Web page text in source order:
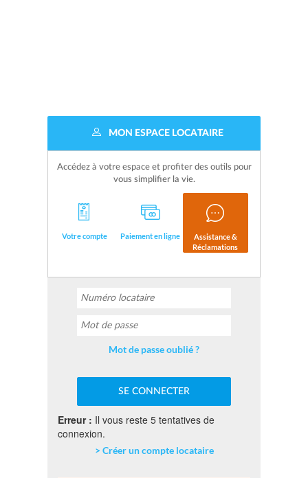
MON ESPACE LOCATAIRE
Accédez à votre espace et profiter des outils pour
vous simplifier la vie.
Votre compte Paiement en ligne
Assistance &
Réclamations
Mot de passe oublié ?
Erreur : Il vous reste 5 tentatives de
connexion.
> Créer un compte locataire